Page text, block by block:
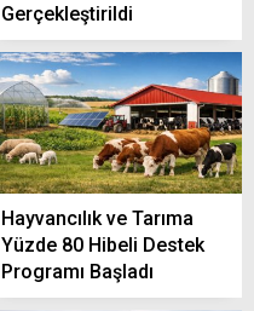
Gerçekleştirildi
Hayvancılık ve Tarıma
Yüzde 80 Hibeli Destek
Programı Başladı